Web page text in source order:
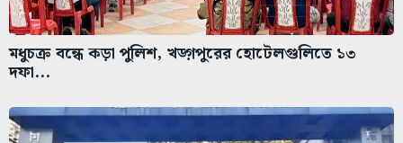
মধুচক্র বন্ধে কড়া পুলিশ, খড়্গপুরের হোটেলগুলিতে ১৩
দফা...